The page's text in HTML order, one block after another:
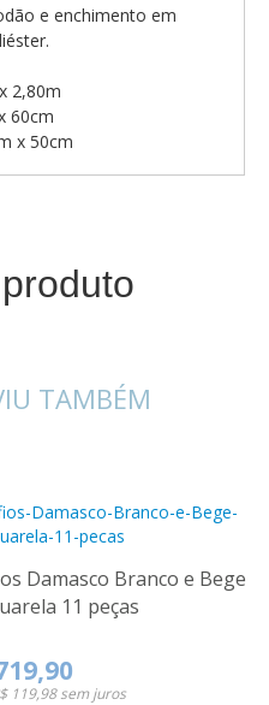
e enchimento em
2,80m
60cm
x 50cm
TAMBÉM
Damasco Branco e Bege
11 peças
119,98sem juros